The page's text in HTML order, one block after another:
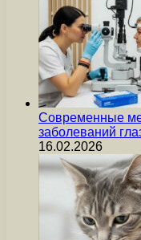
Современные
заболеваний
16.02.2026